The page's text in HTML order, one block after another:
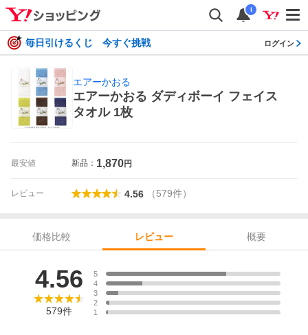
i
毎日引けるくじ 今すぐ挑戦 ログイン
エアーかおる
エアーかおる ダディボーイ フェイス
タオル 1枚
最安値 新品： 1,870円
レビュー 4.56 （579件）
価格比較 レビュー
概要
4.56
579件
5
4
3
2
1